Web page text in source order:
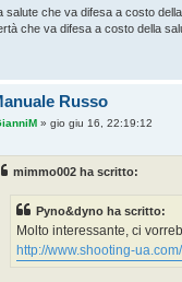
salute che va difesa a costo della
che va difesa a costo della
Russo
» gio giu 16, 22:19:12
mimmo002 ha scritto:
Pyno&dyno ha scritto:
Molto interessante, ci
http://www.shooting-